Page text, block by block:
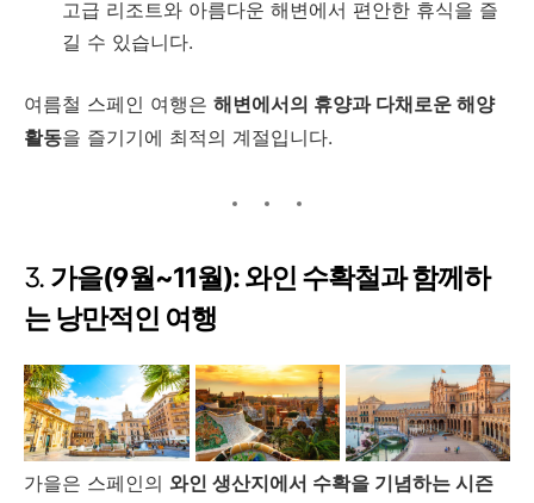
고급 리조트와 아름다운 해변에서 편안한 휴식을 즐
길 수 있습니다.
여름철 스페인 여행은 해변에서의 휴양과 다채로운 해양
활동을 즐기기에 최적의 계절입니다.
3. 가을(9월~11월): 와인 수확철과 함께하
는 낭만적인 여행
가을은 스페인의 와인 생산지에서 수확을 기념하는 시즌